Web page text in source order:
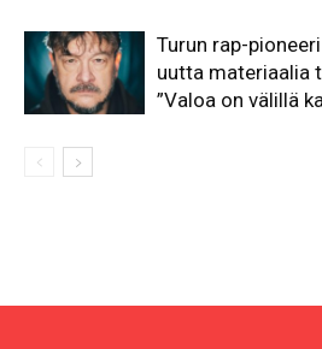
Turun rap-
uutta materiaalia
”Valoa on välillä